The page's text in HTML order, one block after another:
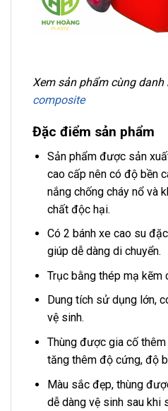
Xem sản phẩm cùng danh
composite
Đặc điểm sản phẩm
Sản phẩm được sản
cao cấp nên có độ bền
nắng chống cháy nổ và
chất độc hại.
Có 2 bánh xe cao su
giúp dễ dàng di chuyển.
Trục bằng thép mạ kẽm
Dung tích sử dụng lớn,
vệ sinh.
Thùng được gia cố
tăng thêm độ cứng, độ
Màu sắc đẹp, thùng
dễ dàng vệ sinh sau khi